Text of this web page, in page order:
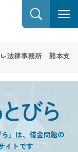
法律事務所 熊本支
」は、借金問題の
イトです